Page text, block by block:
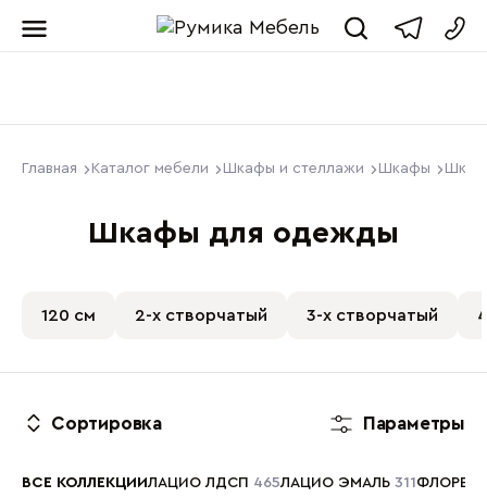
Мебель от
Главная Каталог мебели Шкафы и стеллажи Шкафы
Шкафы для одежды
120 см 2-х створчатый 3-х створчатый
Параметры
Сортировка
ВСЕ КОЛЛЕКЦИИЛАЦИО ЛДСП 465ЛАЦИО ЭМАЛЬ 311